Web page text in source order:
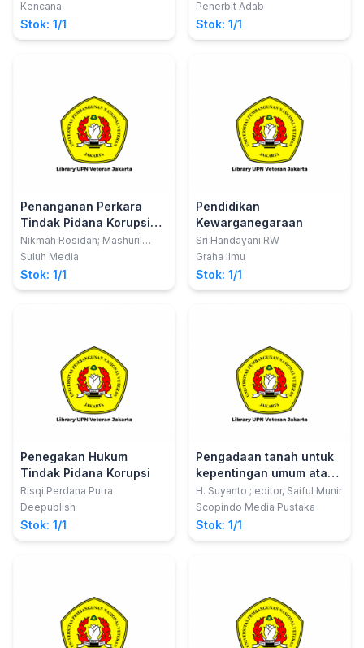
pascakontrak
Santiago
Kencana
Stok: 1/1
Penerbit Adab
Stok: 1/1
Penanganan Perkara
Tindak Pidana Korupsi
dengan Subjek Hukum
Korporasi
Nikmah Rosidah; Mashuril
Anwar
Suluh Media
Stok: 1/1
Pendidikan
Kewarganegaraan
Sri Handayani RW
Graha Ilmu
Stok: 1/1
Penegakan Hukum
Tindak Pidana Korupsi
Risqi Perdana Putra
Deepublish
Stok: 1/1
Pengadaan tanah untuk
kepentingan umum atas
tanah kas desa pasca
Undang-Undang No. 11
Tahun 2020 tentang
cipta kerja
H. Suyanto ; editor, Saiful Munir
Scopindo Media Pustaka
Stok: 1/1